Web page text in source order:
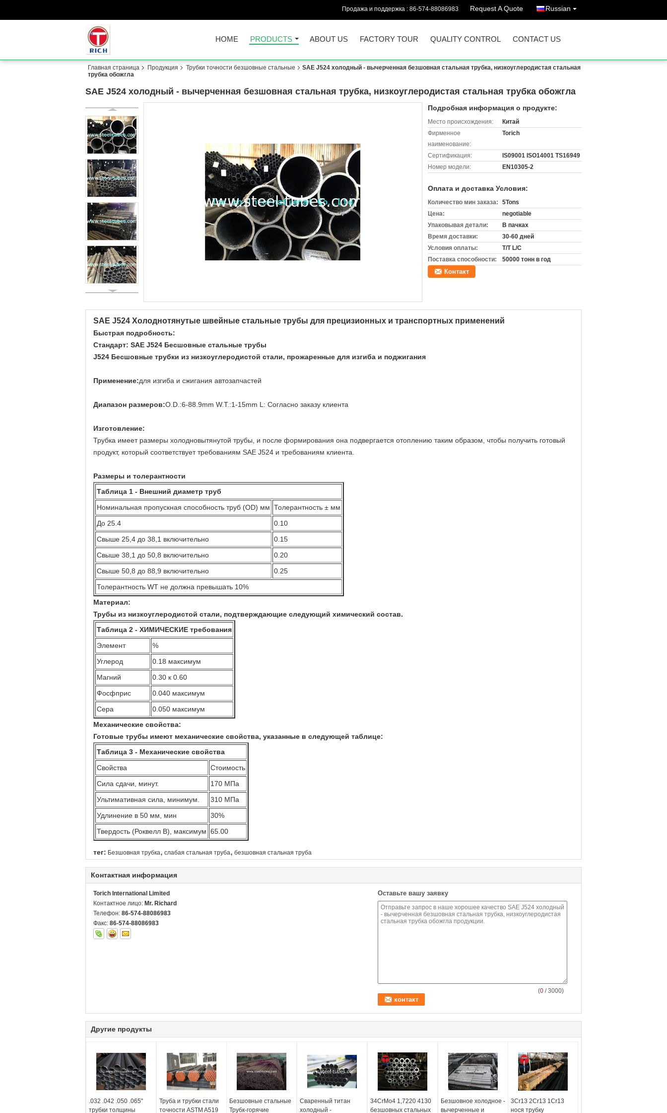
Продажа и поддержка : 86-574-88086983 Request A Quote Russian
HOME PRODUCTS ABOUT US FACTORY TOUR QUALITY CONTROL CONTACT US
Главная страница Продукция Трубки точности безшовные стальные
SAE J524 холодный - вычерченная безшовная стальная трубка, низкоуглеродистая стальная
трубка обожгла
SAE J524 холодный - вычерченная безшовная стальная трубка, низкоуглеродистая стальная трубка обожгла
Подробная информация о продукте:
Место происхождения:
Китай
Фирменное
наименование:
Torich
Сертификация:
IS09001 ISO14001 TS16949
Номер модели:
EN10305-2
Оплата и доставка Условия:
Количество мин заказа:
5Tons
Цена:
negotiable
Упаковывая детали:
В пачках
Время доставки:
30-60 дней
Условия оплаты:
T/T L/C
Поставка способности:
50000 тонн в год
Контакт
SAE J524 Холоднотянутые швейные стальные трубы для прецизионных и транспортных применений
Быстрая подробность:
Стандарт: SAE J524 Бесшовные стальные трубы
J524 Бесшовные трубки из низкоуглеродистой стали, прожаренные для изгиба и поджигания
Применение:для изгиба и сжигания автозапчастей
Диапазон размеров:O.D.:6-88.9mm W.T.:1-15mm L: Согласно заказу клиента
Изготовление:
Трубка имеет размеры холодновытянутой трубы, и после формирования она подвергается отоплению таким образом, чтобы получить готовый
продукт, который соответствует требованиям SAE J524 и требованиям клиента.
Размеры и толерантности
Таблица 1 - Внешний диаметр труб
Номинальная пропускная способность труб (OD) мм Толерантность ± мм
До 25.4
0.10
Свыше 25,4 до 38,1 включительно
0.15
Свыше 38,1 до 50,8 включительно
0.20
Свыше 50,8 до 88,9 включительно
0.25
Толерантность WT не должна превышать 10%
Материал:
Трубы из низкоуглеродистой стали, подтверждающие следующий химический состав.
Таблица 2 - ХИМИЧЕСКИЕ требования
Элемент
%
Углерод
0.18 максимум
Магний
0.30 к 0.60
Фосфприс
0.040 максимум
Сера
0.050 максимум
Механические свойства:
Готовые трубы имеют механические свойства, указанные в следующей таблице:
Таблица 3 - Механические свойства
Свойства
Стоимость
Сила сдачи, минут.
170 МПа
Ультимативная сила, минимум.
310 МПа
Удлинение в 50 мм, мин
30%
Твердость (Роквелл В), максимум 65.00
тег: Безшовная трубка, слабая стальная труба, безшовная стальная труба
Контактная информация
Torich International Limited
Контактное лицо: Mr. Richard
Телефон: 86-574-88086983
Факс: 86-574-88086983
Оставьте вашу заявку
(0 / 3000)
Другие продукты
.032 .042 .050 .065"
трубки толщины
Труба и трубки стали
точности ASTM A519
Безшовные стальные
Трубк-горячие
Сваренный титан
холодный -
34CrMo4 1,7220 4130
безшовных стальных
Безшовное холодное -
вычерченные и
3Cr13 2Cr13 1Cr13
нося трубку